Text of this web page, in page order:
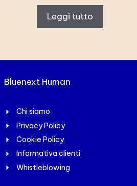
Leggi tutto
Bluenext Human
Chi siamo
Privacy Policy
Cookie Policy
Informativa clienti
Whistleblowing